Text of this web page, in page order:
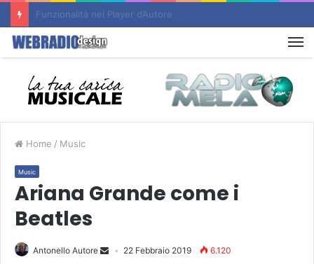
Un nuovo sito d’Autore è Online : RADIO FLASHBACK
Home / Music
Music
Ariana Grande come i
Beatles
Antonello Autore 22 Febbraio 2019 6.120